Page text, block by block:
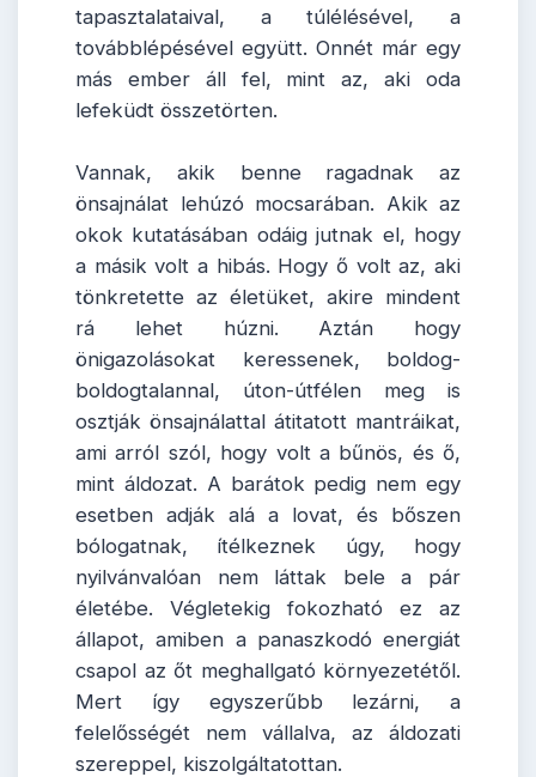
tapasztalataival, a túlélésével, a
továbblépésével együtt. Onnét már egy
más ember áll fel, mint az, aki oda
lefeküdt összetörten.
Vannak, akik benne ragadnak az
önsajnálat lehúzó mocsarában. Akik az
okok kutatásában odáig jutnak el, hogy
a másik volt a hibás. Hogy ő volt az, aki
tönkretette az életüket, akire mindent
rá lehet húzni. Aztán hogy
önigazolásokat keressenek, boldog-
boldogtalannal, úton-útfélen meg is
osztják önsajnálattal átitatott mantráikat,
ami arról szól, hogy volt a bűnös, és ő,
mint áldozat. A barátok pedig nem egy
esetben adják alá a lovat, és bőszen
bólogatnak, ítélkeznek úgy, hogy
nyilvánvalóan nem láttak bele a pár
életébe. Végletekig fokozható ez az
állapot, amiben a panaszkodó energiát
csapol az őt meghallgató környezetétől.
Mert így egyszerűbb lezárni, a
felelősségét nem vállalva, az áldozati
szereppel, kiszolgáltatottan.